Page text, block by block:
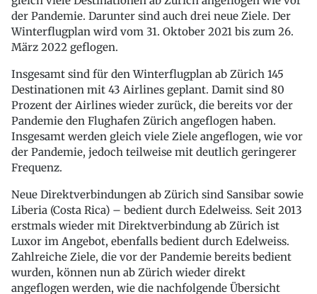
der Pandemie. Darunter sind auch drei neue Ziele. Der
Winterflugplan wird vom 31. Oktober 2021 bis zum 26.
März 2022 geflogen.
Insgesamt sind für den Winterflugplan ab Zürich 145
Destinationen mit 43 Airlines geplant. Damit sind 80
Prozent der Airlines wieder zurück, die bereits vor der
Pandemie den Flughafen Zürich angeflogen haben.
Insgesamt werden gleich viele Ziele angeflogen, wie vor
der Pandemie, jedoch teilweise mit deutlich geringerer
Frequenz.
Neue Direktverbindungen ab Zürich sind Sansibar sowie
Liberia (Costa Rica) – bedient durch Edelweiss. Seit 2013
erstmals wieder mit Direktverbindung ab Zürich ist
Luxor im Angebot, ebenfalls bedient durch Edelweiss.
Zahlreiche Ziele, die vor der Pandemie bereits bedient
wurden, können nun ab Zürich wieder direkt
angeflogen werden, wie die nachfolgende Übersicht